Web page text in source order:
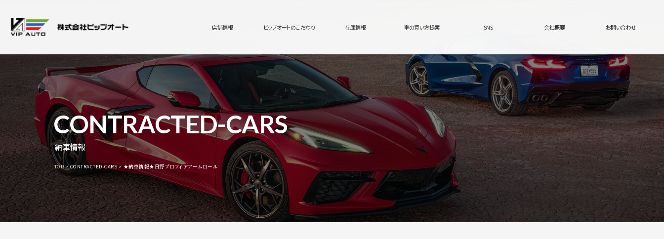
店舗情報 ビップオートのこだわり 在庫情報 車の買い方提案 SNS 会社概要 お問い合わせ
CONTRACTED-CARS
納車情報
TOP CONTRACTED-CARS ★納車情報★日野プロフィアアームロール